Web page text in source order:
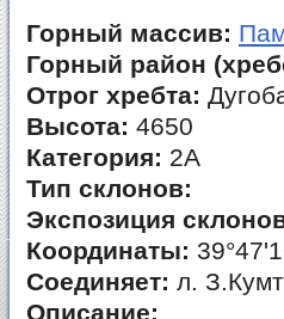
Горный массив:
Горный район
Отрог хребта:
Высота: 4650
Категория: 2А
Тип склонов:
Экспозиция
Координаты:
Соединяет: л.
Описание: